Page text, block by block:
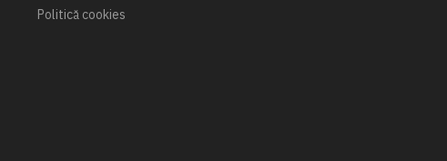
Politică cookies